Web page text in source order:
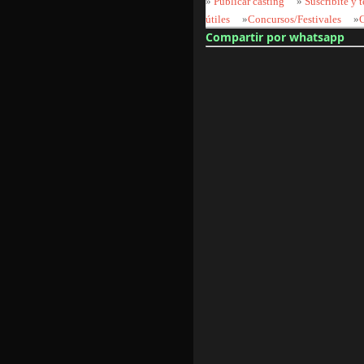
útiles
»Concursos/Festivales »
Compartir por whatsapp